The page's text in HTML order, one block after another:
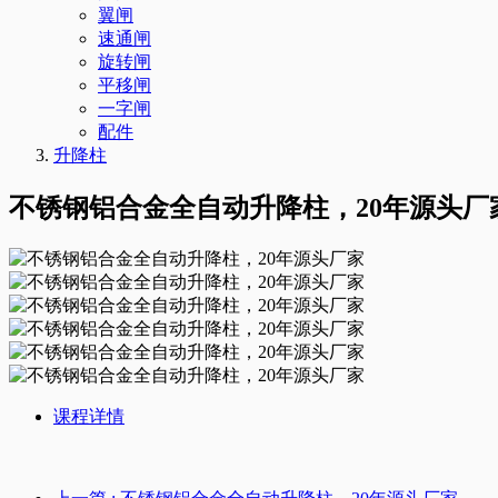
翼闸
速通闸
旋转闸
平移闸
一字闸
配件
升降柱
不锈钢铝合金全自动升降柱，20年源头厂
课程详情